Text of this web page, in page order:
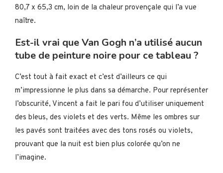
80,7 x 65,3 cm, loin de la chaleur provençale qui l’a vue
naître.
Est-il vrai que Van Gogh n’a utilisé aucun
tube de peinture noire pour ce tableau ?
C’est tout à fait exact et c’est d’ailleurs ce qui
m’impressionne le plus dans sa démarche. Pour représenter
l’obscurité, Vincent a fait le pari fou d’utiliser uniquement
des bleus, des violets et des verts. Même les ombres sur
les pavés sont traitées avec des tons rosés ou violets,
prouvant que la nuit est bien plus colorée qu’on ne
l’imagine.